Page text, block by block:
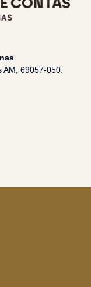
AM, 69057-050.